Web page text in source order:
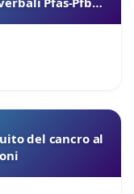
del cancro al